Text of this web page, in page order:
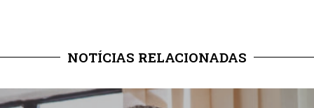
NOTÍCIAS RELACIONADAS